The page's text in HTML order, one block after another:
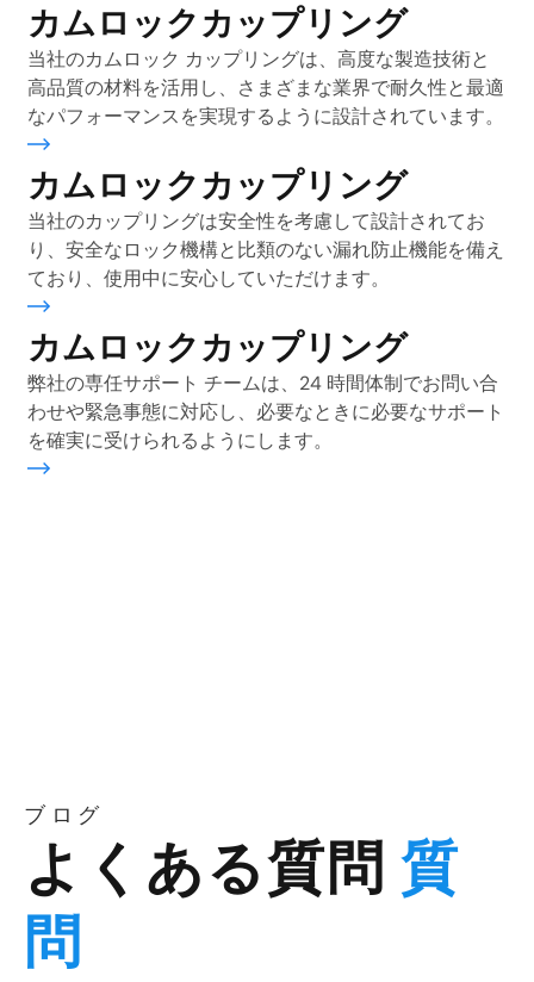
カムロックカップリング
当社のカムロック カップリングは、高度な製造技術と
高品質の材料を活用し、さまざまな業界で耐久性と最適
なパフォーマンスを実現するように設計されています。
カムロックカップリング
当社のカップリングは安全性を考慮して設計されてお
り、安全なロック機構と比類のない漏れ防止機能を備え
ており、使用中に安心していただけます。
カムロックカップリング
弊社の専任サポート チームは、24 時間体制でお問い合
わせや緊急事態に対応し、必要なときに必要なサポート
を確実に受けられるようにします。
ブログ
よくある質問質
問